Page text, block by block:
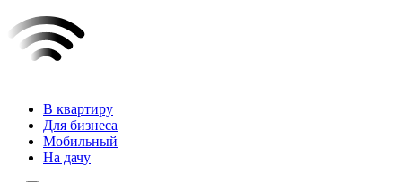
В квартиру
Для бизнеса
Мобильный
На дачу